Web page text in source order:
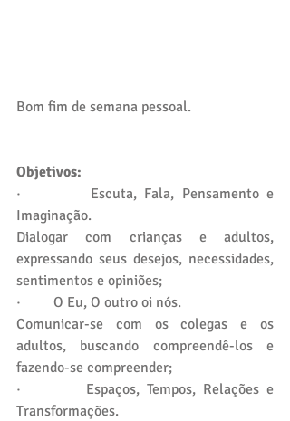
Bom fim de semana pessoal.
Objetivos:
·         Escuta, Fala, Pensamento e
Imaginação.
Dialogar com crianças e adultos,
expressando seus desejos, necessidades,
sentimentos e opiniões;
·         O Eu, O outro oi nós.
Comunicar-se com os colegas e os
adultos, buscando compreendê-los e
fazendo-se compreender;
·         Espaços, Tempos, Relações e
Transformações.